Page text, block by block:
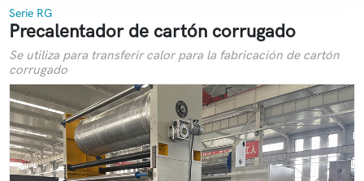
Serie RG
Precalentador de cartón corrugado
Se utiliza para transferir calor para la fabricación de cartón
corrugado